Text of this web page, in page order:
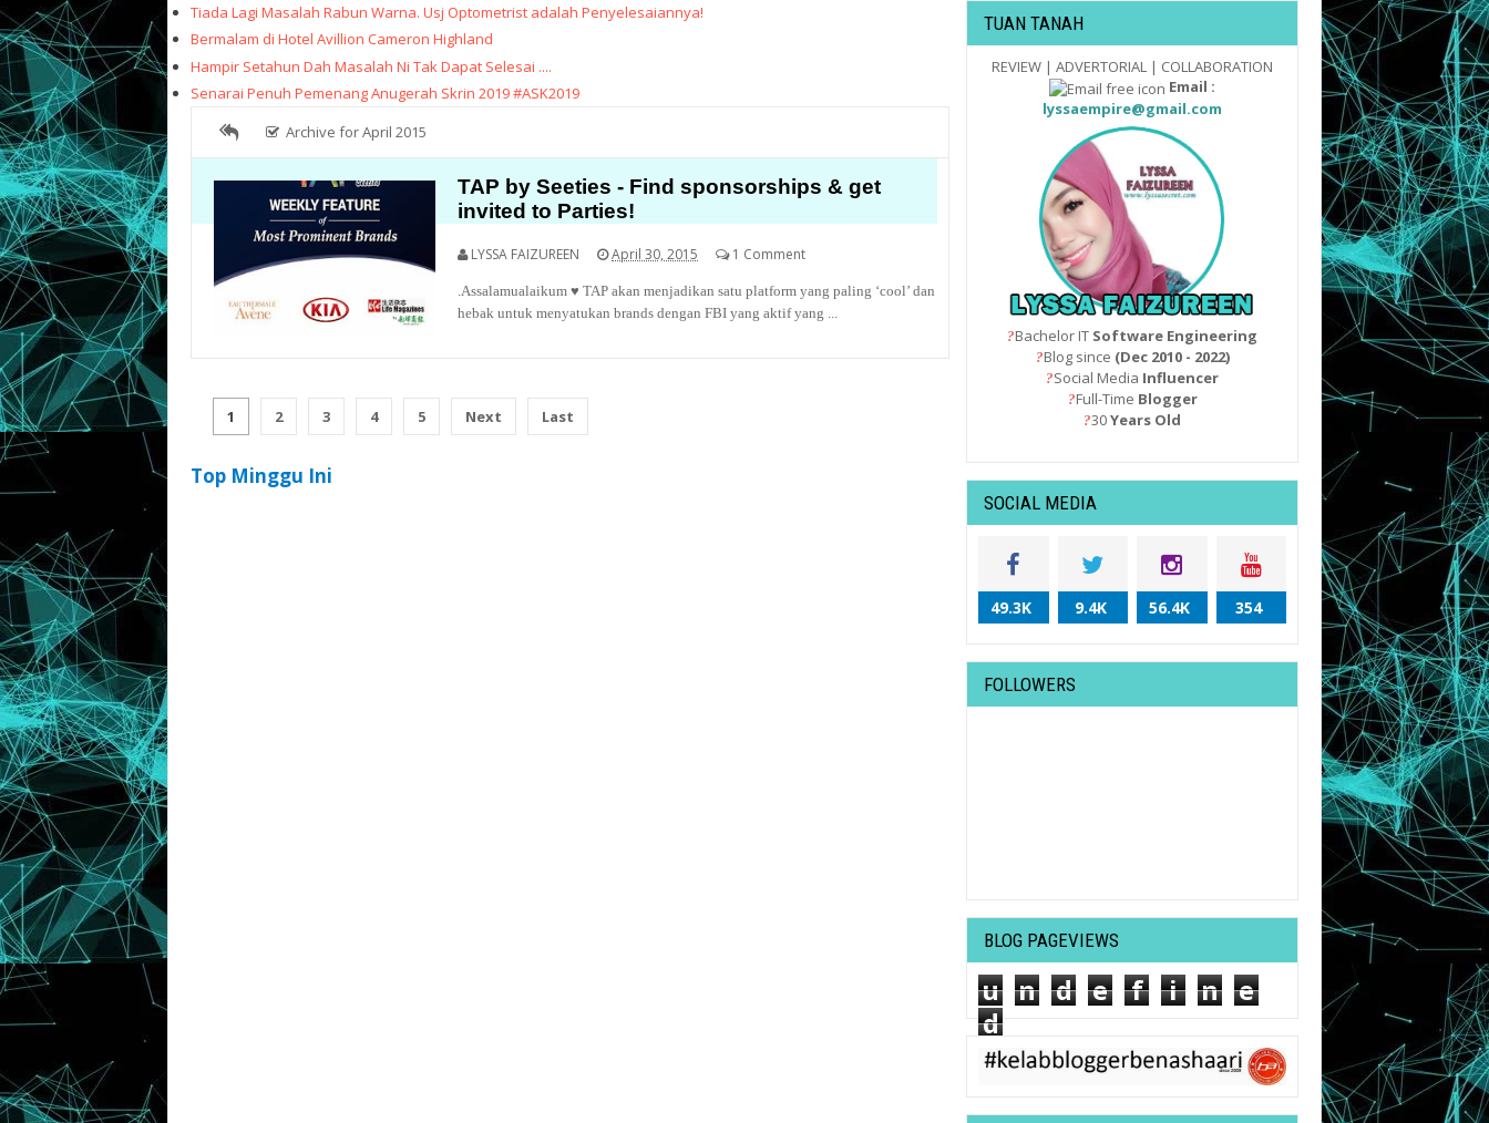
Tiada Lagi Masalah Rabun Warna. Usj Optometrist adalah Penyelesaiannya!
Bermalam di Hotel Avillion Cameron Highland
Hampir Setahun Dah Masalah Ni Tak Dapat Selesai ....
Senarai Penuh Pemenang Anugerah Skrin 2019 #ASK2019
Archive for April 2015
TAP by Seeties - Find sponsorships & get
invited to Parties!
LYSSA FAIZUREEN April 30, 2015 1 Comment
.Assalamualaikum ♥ TAP akan menjadikan satu platform yang paling ‘cool’ dan
hebak untuk menyatukan brands dengan FBI yang aktif yang ...
1 2 3 4 5 Next Last
Top Minggu Ini
TUAN TANAH
REVIEW | ADVERTORIAL | COLLABORATION
Email :
lyssaempire@gmail.com
?Bachelor IT Software Engineering
?Blog since (Dec 2010 - 2022)
?Social Media Influencer
?Full-Time Blogger
?30Years Old
SOCIAL MEDIA
49.3K 9.4K 56.4K 354
FOLLOWERS
BLOG PAGEVIEWS
u n d e f i n e
d